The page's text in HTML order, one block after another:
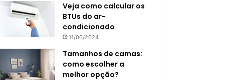
Veja como calcular os
BTUs do ar-
condicionado
11/06/2024
Tamanhos de camas:
como escolher a
melhor opção?